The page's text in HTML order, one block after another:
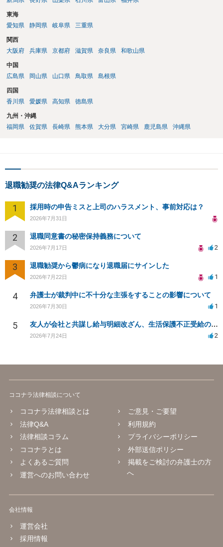
東海
愛知県
静岡県 岐阜県 三重県
関西
大阪府
兵庫県 京都府 滋賀県 奈良県 和歌山県
中国
広島県
岡山県 山口県 鳥取県 島根県
四国
香川県
愛媛県 高知県 徳島県
九州・沖縄
福岡県
佐賀県 長崎県 熊本県 大分県 宮崎県 鹿児島県 沖縄県
退職勧奨の法律Q&Aランキング
1 採用時の申告ミスと上司のハラスメント、事前対応は？
2026年7月31日
2 退職同意書の秘密保持義務について
2026年7月17日 2
3 退職勧奨から鬱病になり退職届にサインした
2026年7月22日 1
4 弁護士が裁判中に不十分な主張をすることの影響について
2026年7月30日 1
5 友人が会社と共謀し給与明細改ざん、生活保護不正受給の法的影響は？
2026年7月24日 2
ココナラ法律相談について
ココナラ法律相談とは
法律Q&A
法律相談コラム
ココナラとは
よくあるご質問
運営へのお問い合わせ
ご意見・ご要望
利用規約
プライバシーポリシー
外部送信ポリシー
掲載をご検討の弁護士の方
へ
会社情報
運営会社
採用情報